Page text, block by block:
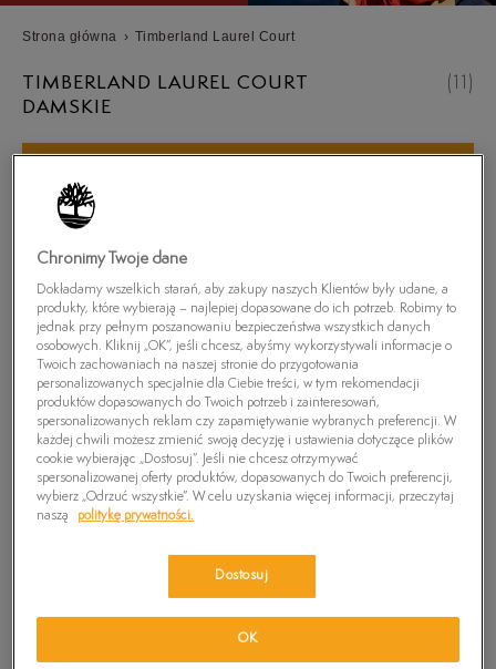
Strona główna › Timberland Laurel Court
TIMBERLAND LAUREL COURT
DAMSKIE
( )
349,99 zł-najniższa cena
TIMBERLAND LAUREL
349,99 zł-najniższa cena
Chronimy Twoje dane
Dokładamy wszelkich starań, aby zakupy naszych Klientów były udane, a
produkty, które wybierają – najlepiej dopasowane do ich potrzeb. Robimy to
jednak przy pełnym poszanowaniu bezpieczeństwa wszystkich danych
osobowych. Kliknij „OK”, jeśli chcesz, abyśmy wykorzystywali informacje o
Twoich zachowaniach na naszej stronie do przygotowania
personalizowanych specjalnie dla Ciebie treści, w tym rekomendacji
produktów dopasowanych do Twoich potrzeb i zainteresowań,
spersonalizowanych reklam czy zapamiętywanie wybranych preferencji. W
każdej chwili możesz zmienić swoją decyzję i ustawienia dotyczące plików
cookie wybierając „Dostosuj”. Jeśli nie chcesz otrzymywać
spersonalizowanej oferty produktów, dopasowanych do Twoich preferencji,
wybierz „Odrzuć wszystkie”. W celu uzyskania więcej informacji, przeczytaj
naszą
politykę prywatności.
Dostosuj
OK